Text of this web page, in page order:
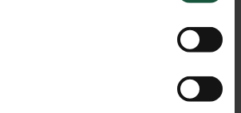
wenn diese ausschließlich aus
um eine Konfitüre.
der Zucker- oder Fruchtgehalt